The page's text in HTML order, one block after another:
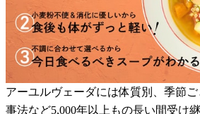
アーユルヴェーダには体質別、季節
事法など5,000年以上もの長い間受け